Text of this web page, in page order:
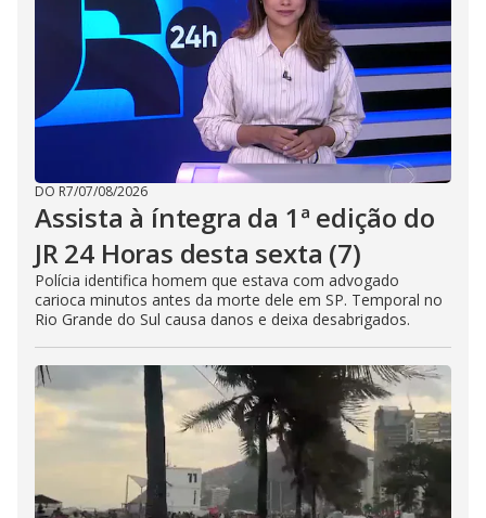
DO R7/07/08/2026
Assista à íntegra da 1ª edição do
JR 24 Horas desta sexta (7)
Polícia identifica homem que estava com advogado
carioca minutos antes da morte dele em SP. Temporal no
Rio Grande do Sul causa danos e deixa desabrigados.